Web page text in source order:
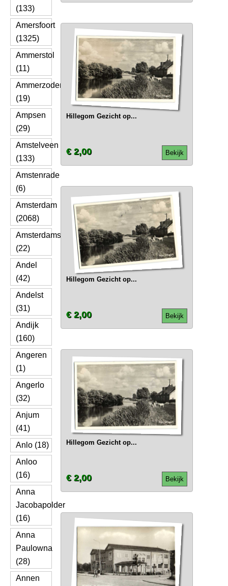
(133)
Amersfoort
(1325)
Ammerstol
(11)
Ammerzoden
(19)
Ampsen
(29)
Amstelveen
(133)
Amstenrade
(6)
Amsterdam
(2068)
Amsterdamscheveld
(22)
Andel
(42)
Andelst
(31)
Andijk
(160)
Angeren
(1)
Angerlo
(32)
Anjum
(41)
Anlo (18)
Anloo
(16)
Anna
Jacobapolder
(16)
Anna
Paulowna
(28)
Annen
Hillegom Gezicht op...
Bekijk
€ 2,00
Hillegom Gezicht op...
Bekijk
€ 2,00
Hillegom Gezicht op...
Bekijk
€ 2,00